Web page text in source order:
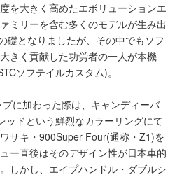
を大きく高めたエボリューションエ
ミリーを含む多くのモデルが生み出
礎となりましたが、その中でもソフ
きく貢献した功労者の一人が本機
ソフテイルカスタム)。
に加わった際は、キャンディーバ
ッドという鮮烈なカラーリングにて
サキ・900Super Four(通称・Z1)を
ー直後はそのデザイン性が日本車的
しかし、エイプハンドル・ダブルシ